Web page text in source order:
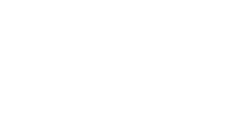
نعم، يمكن حجز فنادق متوسطة
نعم، يتيح مطار غوا المطور حديثا هذه